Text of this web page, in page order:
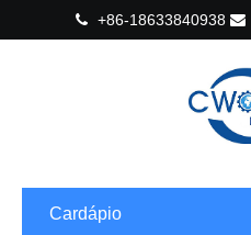
+86-18633840938
Cardápio